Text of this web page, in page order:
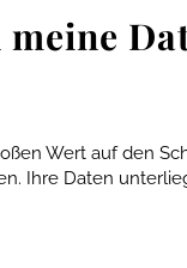
Wert auf den
Ihre Daten